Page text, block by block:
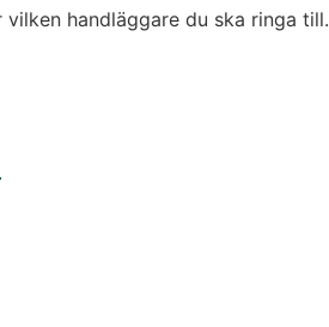
handläggare du ska ringa till.